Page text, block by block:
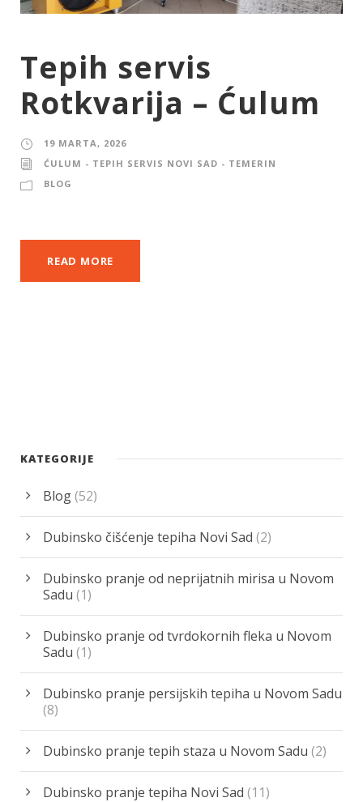
Tepih servis
Rotkvarija – Ćulum
19 MARTA, 2026
ĆULUM - TEPIH SERVIS NOVI SAD - TEMERIN
BLOG
READ MORE
KATEGORIJE
Blog(52)
Dubinsko čišćenje tepiha Novi Sad (2)
Dubinsko pranje od neprijatnih mirisa u Novom
Sadu (1)
Dubinsko pranje od tvrdokornih fleka u Novom
Sadu (1)
Dubinsko pranje persijskih tepiha u Novom Sadu
(8)
Dubinsko pranje tepih staza u Novom Sadu (2)
Dubinsko pranje tepiha Novi Sad (11)